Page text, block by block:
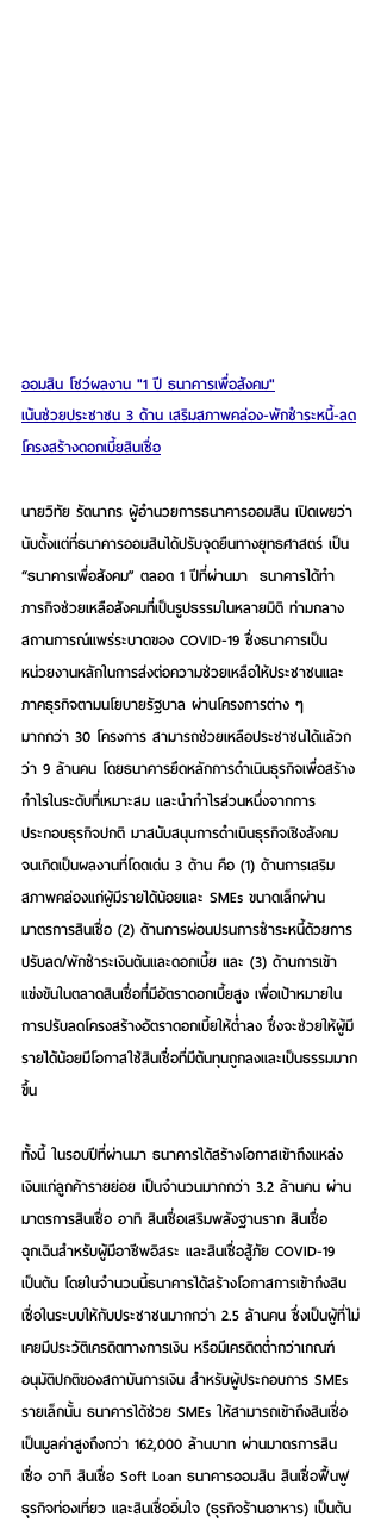
ออมสิน โชว์ผลงาน "1 ปี ธนาคารเพื่อสังคม"
เน้นช่วยประชาชน 3 ด้าน เสริมสภาพคล่อง-พักชำระหนี้-ลด
โครงสร้างดอกเบี้ยสินเชื่อ
นายวิทัย รัตนากร ผู้อำนวยการธนาคารออมสิน เปิดเผยว่า
นับตั้งแต่ที่ธนาคารออมสินได้ปรับจุดยืนทางยุทธศาสตร์ เป็น
“ธนาคารเพื่อสังคม” ตลอด 1 ปีที่ผ่านมา  ธนาคารได้ทำ
ภารกิจช่วยเหลือสังคมที่เป็นรูปธรรมในหลายมิติ ท่ามกลาง
สถานการณ์แพร่ระบาดของ COVID-19 ซึ่งธนาคารเป็น
หน่วยงานหลักในการส่งต่อความช่วยเหลือให้ประชาชนและ
ภาคธุรกิจตามนโยบายรัฐบาล ผ่านโครงการต่าง ๆ
มากกว่า 30 โครงการ สามารถช่วยเหลือประชาชนได้แล้วก
ว่า 9 ล้านคน โดยธนาคารยึดหลักการดำเนินธุรกิจเพื่อสร้าง
กำไรในระดับที่เหมาะสม และนำกำไรส่วนหนึ่งจากการ
ประกอบธุรกิจปกติ มาสนับสนุนการดำเนินธุรกิจเชิงสังคม
จนเกิดเป็นผลงานที่โดดเด่น 3 ด้าน คือ (1) ด้านการเสริม
สภาพคล่องแก่ผู้มีรายได้น้อยและ SMEs ขนาดเล็กผ่าน
มาตรการสินเชื่อ (2) ด้านการผ่อนปรนการชำระหนี้ด้วยการ
ปรับลด/พักชำระเงินต้นและดอกเบี้ย และ (3) ด้านการเข้า
แข่งขันในตลาดสินเชื่อที่มีอัตราดอกเบี้ยสูง เพื่อเป้าหมายใน
การปรับลดโครงสร้างอัตราดอกเบี้ยให้ต่ำลง ซึ่งจะช่วยให้ผู้มี
รายได้น้อยมีโอกาสใช้สินเชื่อที่มีต้นทุนถูกลงและเป็นธรรมมาก
ขึ้น
ทั้งนี้ ในรอบปีที่ผ่านมา ธนาคารได้สร้างโอกาสเข้าถึงแหล่ง
เงินแก่ลูกค้ารายย่อย เป็นจำนวนมากกว่า 3.2 ล้านคน ผ่าน
มาตรการสินเชื่อ อาทิ สินเชื่อเสริมพลังฐานราก สินเชื่อ
ฉุกเฉินสำหรับผู้มีอาชีพอิสระ และสินเชื่อสู้ภัย COVID-19
เป็นต้น โดยในจำนวนนี้ธนาคารได้สร้างโอกาสการเข้าถึงสิน
เชื่อในระบบให้กับประชาชนมากกว่า 2.5 ล้านคน ซึ่งเป็นผู้ที่ไม่
เคยมีประวัติเครดิตทางการเงิน หรือมีเครดิตต่ำกว่าเกณฑ์
อนุมัติปกติของสถาบันการเงิน สำหรับผู้ประกอบการ SMEs
รายเล็กนั้น ธนาคารได้ช่วย SMEs ให้สามารถเข้าถึงสินเชื่อ
เป็นมูลค่าสูงถึงกว่า 162,000 ล้านบาท ผ่านมาตรการสิน
เชื่อ อาทิ สินเชื่อ Soft Loan ธนาคารออมสิน สินเชื่อฟื้นฟู
ธุรกิจท่องเที่ยว และสินเชื่ออิ่มใจ (ธุรกิจร้านอาหาร) เป็นต้น